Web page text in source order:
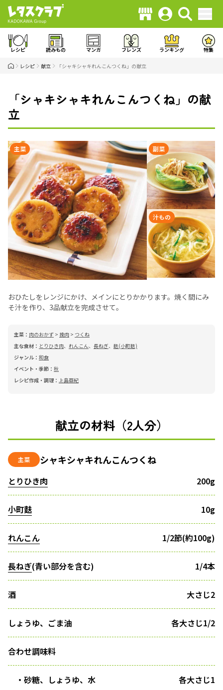
レシピ 読みもの マンガ フレンズ ランキング 特集
レシピ 献立 「シャキシャキれんこんつくね」の献立
「シャキシャキれんこんつくね」の献
立
主菜 副菜
汁もの
おひたしをレンジにかけ、メインにとりかかります。焼く間にみ
そ汁を作り、3品献立を完成させて。
主菜： 肉のおかず > 挽肉 > つくね
主な食材： とりひき肉、 れんこん、 長ねぎ、 麩(小町麩)
ジャンル： 和食
イベント・季節： 秋
レシピ作成・調理： 上島亜紀
献立の材料（2人分）
主菜 シャキシャキれんこんつくね
とりひき肉 200g
小町麩 10g
れんこん 1/2節(約100g)
長ねぎ(青い部分を含む) 1/4本
酒 大さじ2
しょうゆ、ごま油 各大さじ1/2
合わせ調味料
・砂糖、しょうゆ、水 各大さじ1